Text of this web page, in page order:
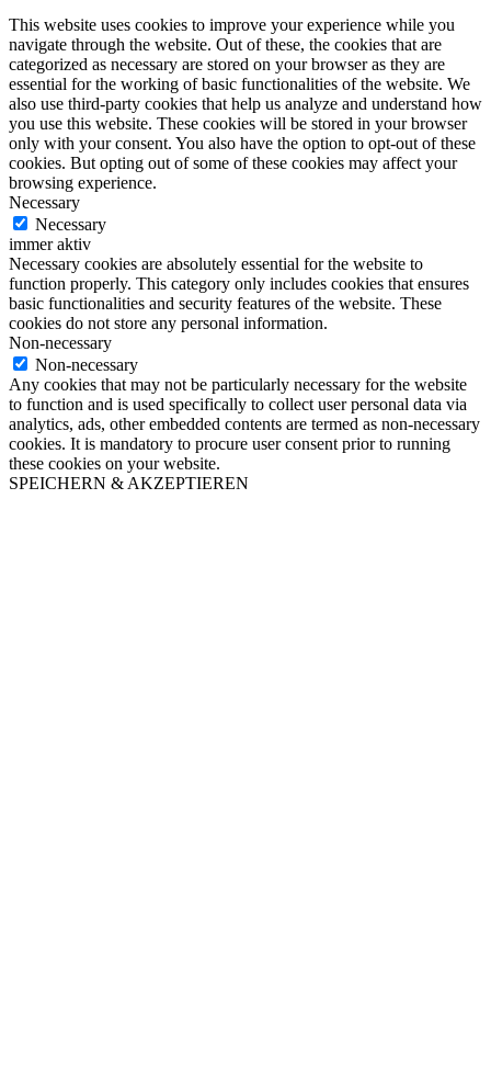
This website uses cookies to improve your experience while you
navigate through the website. Out of these, the cookies that are
categorized as necessary are stored on your browser as they are
essential for the working of basic functionalities of the website. We
also use third-party cookies that help us analyze and understand how
you use this website. These cookies will be stored in your browser
only with your consent. You also have the option to opt-out of these
cookies. But opting out of some of these cookies may affect your
browsing experience.
Necessary
Necessary
immer aktiv
Necessary cookies are absolutely essential for the website to
function properly. This category only includes cookies that ensures
basic functionalities and security features of the website. These
cookies do not store any personal information.
Non-necessary
Non-necessary
Any cookies that may not be particularly necessary for the website
to function and is used specifically to collect user personal data via
analytics, ads, other embedded contents are termed as non-necessary
cookies. It is mandatory to procure user consent prior to running
these cookies on your website.
SPEICHERN & AKZEPTIEREN